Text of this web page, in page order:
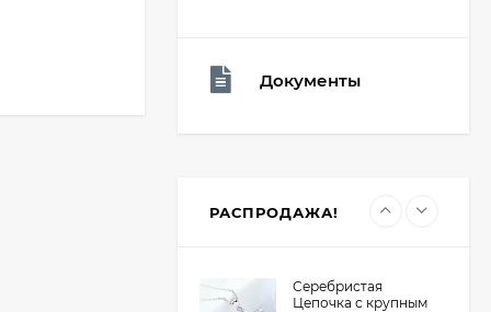
Документы
РАСПРОДАЖА!
Серебристая
Цепочка с крупным